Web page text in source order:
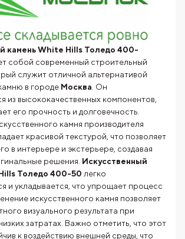
камень White Hills Толедо 400-
собой современный строительный
служит отличной альтернативой
в городе Москва . Он
из высококачественных компонентов,
его прочность и долговечность.
камня производителя
красивой текстурой, что позволяет
в интерьере и экстерьере, создавая
решения. Искусственный
Толедо 400-50 легко
и укладывается, что упрощает процесс
искусственного камня позволяет
визуального результата при
затратах. Важно отметить, что этот
к воздействию внешней среды, что